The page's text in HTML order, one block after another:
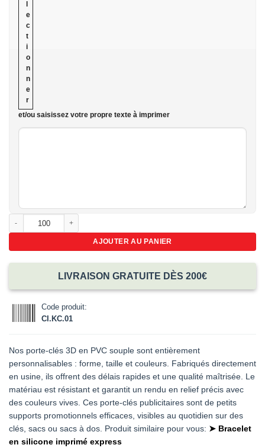
e
c
t
i
o
n
n
e
r
et/ou saisissez votre propre texte à imprimer
AJOUTER AU PANIER
LIVRAISON GRATUITE DÈS 200€
Code produit:
CI.KC.01
Nos porte-clés 3D en PVC souple sont entièrement
personnalisables : forme, taille et couleurs. Fabriqués directement
en usine, ils offrent des délais rapides et une qualité maîtrisée. Le
matériau est résistant et garantit un rendu en relief précis avec
des couleurs vives. Ces porte-clés publicitaires sont de petits
supports promotionnels efficaces, visibles au quotidien sur des
clés, sacs ou sacs à dos. Produit similaire pour vous: ➤ Bracelet
en silicone imprimé express